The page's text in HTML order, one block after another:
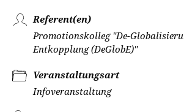
Referent(en)
Promotionskolleg "De-
Entkopplung (DeGlobE)"
Veranstaltungsart
Infoveranstaltung